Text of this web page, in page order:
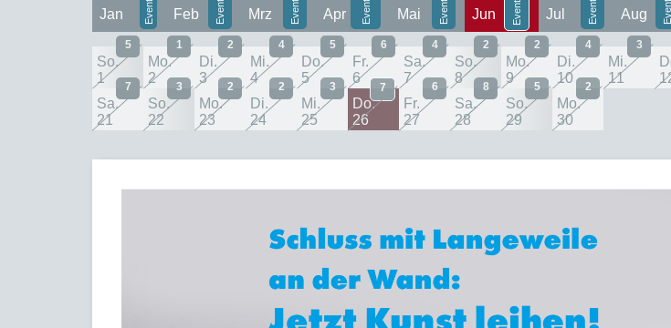
Jan Feb Mrz Apr Mai Jun Jul Aug
So.
1
5
Mo.
2
1
Di.
3
2
Mi.
4
4
Do.
5
5
Fr.
6
6
Sa.
7
4
So.
8
2
Mo.
9
2
Di.
10
4
Mi.
11
3
Sa.
21
7
So.
22
3
Mo.
23
2
Di.
24
2
Mi.
25
3
Do.
26
7
Fr.
27
6
Sa.
28
8
So.
29
5
Mo.
30
2